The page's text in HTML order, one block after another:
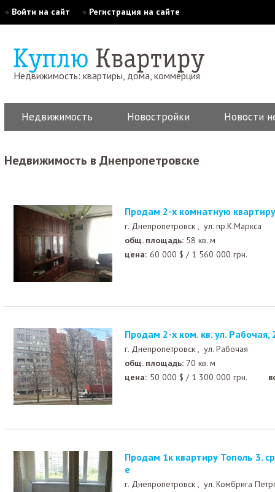
» Войти на сайт » Регистрация на сайте
Недвижимость: квартиры, дома, коммерция
Недвижимость Новостройки Новости
Недвижимость в Днепропетровске
Продам 2-х комнатную
г. Днепропетровск , ул. пр.К.Маркса
общ. площадь: 58 кв. м
цена: 60 000 $ / 1 560 000 грн.
Продам 2-х ком. кв. ул. Рабочая,
г. Днепропетровск , ул. Рабочая
общ. площадь: 70 кв. м
цена: 50 000 $ / 1 300 000 грн.
Продам 1к квартиру Тополь 3. средний этаж. 24000у.
е
г. Днепропетровск , ул. Комбрига